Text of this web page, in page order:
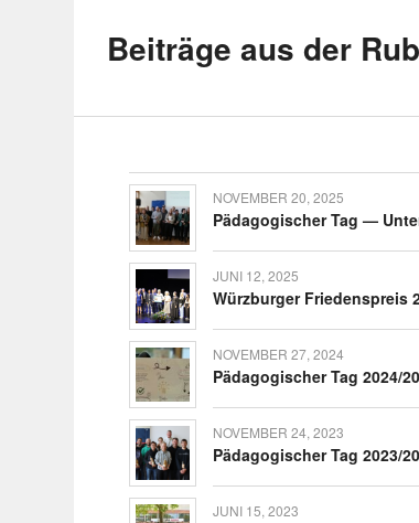
Beiträge aus der
NOVEMBER 20, 2025
Pädago­gi­scher Tag —
JUNI 12, 2025
Würz­burger Frie­dens­preis
NOVEMBER 27, 2024
Pädago­gi­scher Tag 2024/
NOVEMBER 24, 2023
Pädago­gi­scher Tag 2023/
JUNI 15, 2023